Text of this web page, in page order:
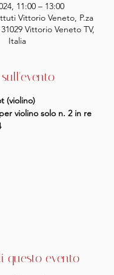
11:00 – 13:00
Vittorio Veneto, P.za
Vittorio Veneto TV,
Italia
(violino)
violino solo n. 2 in re
questo evento